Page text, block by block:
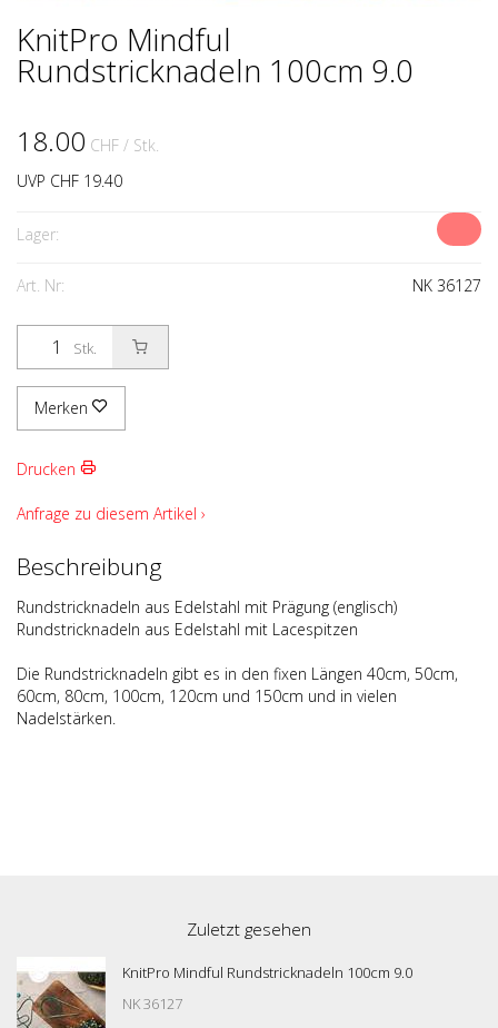
KnitPro Mindful
Rundstricknadeln 100cm 9.0
18.00 CHF / Stk.
UVP CHF 19.40
Lager:
Art. Nr: NK 36127
Stk.
Merken
Drucken
Anfrage zu diesem Artikel ›
Beschreibung
Rundstricknadeln aus Edelstahl mit Prägung (englisch)
Rundstricknadeln aus Edelstahl mit Lacespitzen
Die Rundstricknadeln gibt es in den fixen Längen 40cm, 50cm,
60cm, 80cm, 100cm, 120cm und 150cm und in vielen
Nadelstärken.
Zuletzt gesehen
KnitPro Mindful Rundstricknadeln 100cm 9.0
NK 36127